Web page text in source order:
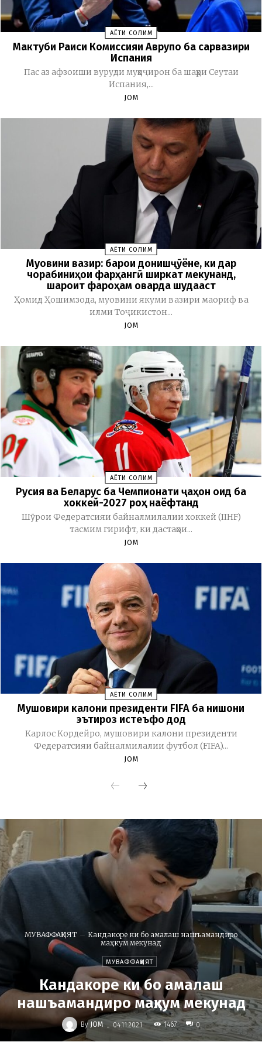
ҲАЁТИ СОЛИМ
Мактуби Раиси Комиссияи Аврупо ба сарвазири
Испания
Пас аз афзоиши вуруди муҳоҷирон ба шаҳри Сеутаи
Испания,...
JOM
ҲАЁТИ СОЛИМ
Муовини вазир: барои донишҷӯёне, ки дар
чорабиниҳои фарҳангӣ ширкат мекунанд,
шароит фароҳам оварда шудааст
Ҳомид Ҳошимзода, муовини якуми вазири маориф ва
илми Тоҷикистон...
JOM
ҲАЁТИ СОЛИМ
Русия ва Беларус ба Чемпионати ҷаҳон оид ба
хоккей-2027 роҳ наёфтанд
Шӯрои Федератсияи байналмилалии хоккей (IIHF)
тасмим гирифт, ки дастаҳои...
JOM
ҲАЁТИ СОЛИМ
Мушовири калони президенти FIFA ба нишони
эътироз истеъфо дод
Карлос Кордейро, мушовири калони президенти
Федератсияи байналмилалии футбол (FIFA)...
JOM